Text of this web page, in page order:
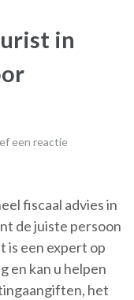
in
een reactie
fiscaal advies in
de juiste persoon
is een expert op
en kan u helpen
het